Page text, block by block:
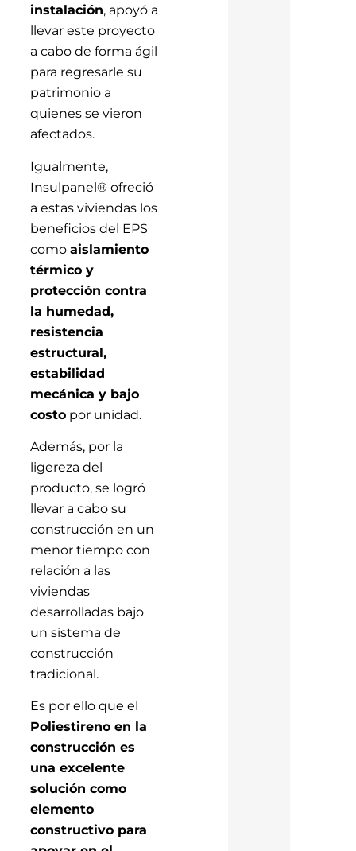
instalación, apoyó a
llevar este proyecto
a cabo de forma ágil
para regresarle su
patrimonio a
quienes se vieron
afectados.
Igualmente,
Insulpanel® ofreció
a estas viviendas los
beneficios del EPS
como aislamiento
térmico y
protección contra
la humedad,
resistencia
estructural,
estabilidad
mecánica y bajo
costopor unidad.
Además, por la
ligereza del
producto, se logró
llevar a cabo su
construcción en un
menor tiempo con
relación a las
viviendas
desarrolladas bajo
un sistema de
construcción
tradicional.
Es por ello que el
Poliestireno en la
construcción es
una excelente
solución como
elemento
constructivo para